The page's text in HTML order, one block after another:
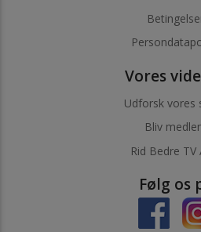
Vores
Udforsk vores
Bliv
Rid Bedre TV
Følg os